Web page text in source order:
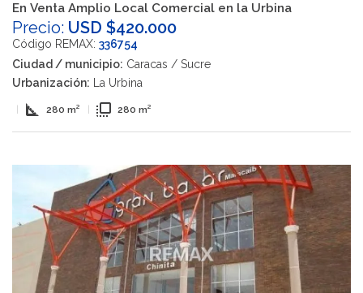
En Venta Amplio Local Comercial en la Urbina
Precio: USD $420.000
Código REMAX: 336754
Ciudad / municipio: Caracas / Sucre
Urbanización: La Urbina
square_foot 280 m² flip_to_front 280 m²